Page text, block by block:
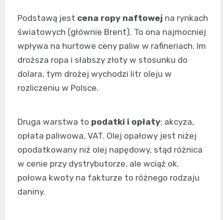
Podstawą jest cena ropy naftowej na rynkach
światowych (głównie Brent). To ona najmocniej
wpływa na hurtowe ceny paliw w rafineriach. Im
droższa ropa i słabszy złoty w stosunku do
dolara, tym drożej wychodzi litr oleju w
rozliczeniu w Polsce.
Druga warstwa to podatki i opłaty: akcyza,
opłata paliwowa, VAT. Olej opałowy jest niżej
opodatkowany niż olej napędowy, stąd różnica
w cenie przy dystrybutorze, ale wciąż ok.
połowa kwoty na fakturze to różnego rodzaju
daniny.